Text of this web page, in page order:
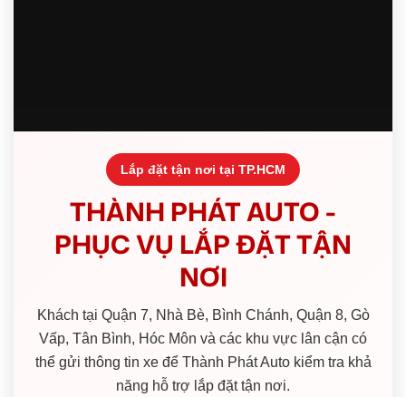
Lắp đặt tận nơi tại TP.HCM
THÀNH PHÁT AUTO -
PHỤC VỤ LẮP ĐẶT TẬN
NƠI
Khách tại Quận 7, Nhà Bè, Bình Chánh, Quận 8, Gò
Vấp, Tân Bình, Hóc Môn và các khu vực lân cận có
thể gửi thông tin xe để Thành Phát Auto kiểm tra khả
năng hỗ trợ lắp đặt tận nơi.